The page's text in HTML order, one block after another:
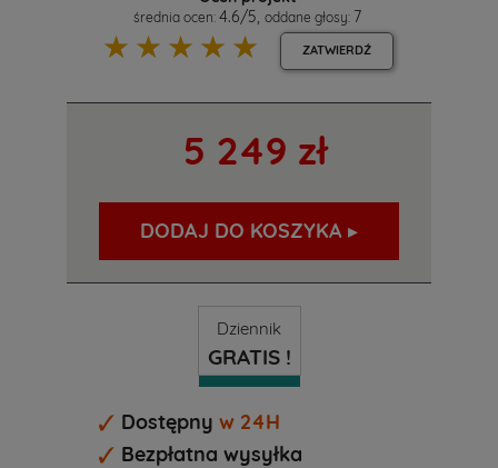
średnia ocen: 4.6/5 oddane głosy: 7
☆
☆
☆
☆
☆ ZATWIERDŹ
5 249 zł
DODAJ DO KOSZYKA ▸
Dziennik
GRATIS !
Dostępny w 24H
Bezpłatna wysyłka